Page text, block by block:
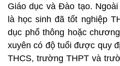
Giáo dục và Đào tạo.
là học sinh đã tốt nghiệp
dục phổ thông hoặc
xuyên có độ tuổi được quy
THCS, trường THPT và